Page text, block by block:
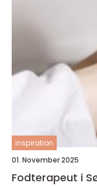
inspiration
01. November 2025
Fodterapeut i